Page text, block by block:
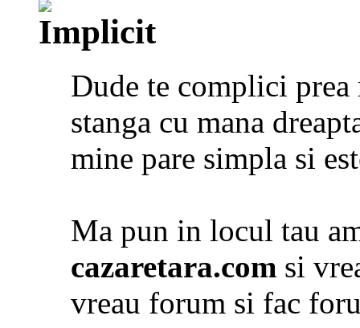
Dude te complici prea
stanga cu mana
mine pare simpla si
Ma pun in locul tau
cazaretara.com si
vreau forum si fac